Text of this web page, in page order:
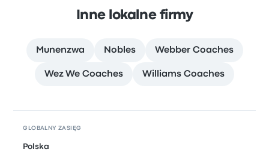
Inne lokalne firmy
Munenzwa Nobles Webber Coaches
Wez We Coaches Williams Coaches
GLOBALNY ZASIĘG
Polska